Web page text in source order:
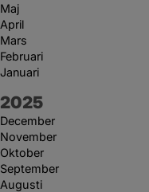
Maj
April
Mars
Februari
Januari
År:
2025
December
November
Oktober
September
Augusti